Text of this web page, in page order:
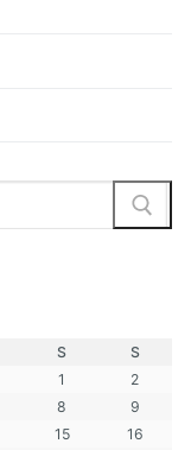
S
S
1
2
8
9
15
16